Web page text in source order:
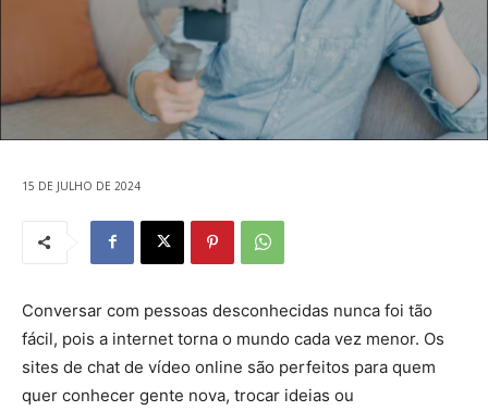
15 DE JULHO DE 2024
Conversar com pessoas desconhecidas nunca foi tão
fácil, pois a internet torna o mundo cada vez menor. Os
sites de chat de vídeo online são perfeitos para quem
quer conhecer gente nova, trocar ideias ou